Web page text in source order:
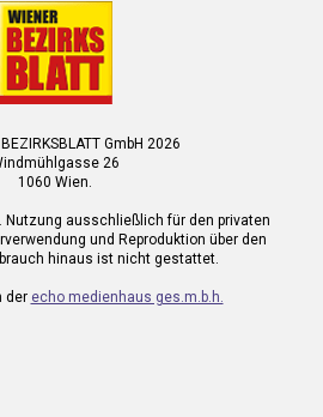
GmbH 2026
26
1060 Wien.
Nutzung ausschließlich für den privaten
und Reproduktion über den
hinaus ist nicht gestattet.
der echo medienhaus ges.m.b.h.